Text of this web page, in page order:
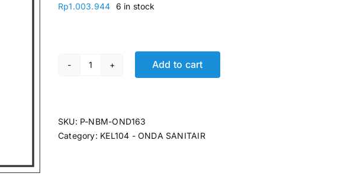
Rp1.003.944 6 in stock
GATE VALVE STOP KRAN KUNINGAN 2 1/2" ONDA P-NBM-
Add to cart
SKU: P-NBM-OND163
Category: KEL104 - ONDA SANITAIR